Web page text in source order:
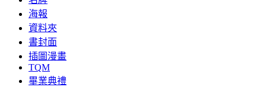
海報
資料夾
書封面
插圖漫畫
TQM
畢業典禮